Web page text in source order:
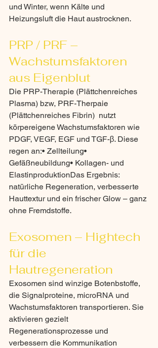
und Winter, wenn Kälte und
Heizungsluft die Haut austrocknen.
PRP / PRF –
Wachstumsfaktoren
aus Eigenblut
Die PRP-Therapie (Plättchenreiches
Plasma) bzw, PRF-Therpaie
(Plättchenreiches Fibrin)  nutzt
körpereigene Wachstumsfaktoren wie
PDGF, VEGF, EGF und TGF-β. Diese
regen an:• Zellteilung•
Gefäßneubildung• Kollagen- und
ElastinproduktionDas Ergebnis:
natürliche Regeneration, verbesserte
Hauttextur und ein frischer Glow – ganz
ohne Fremdstoffe.
Exosomen – Hightech
für die
Hautregeneration
Exosomen sind winzige Botenbstoffe,
die Signalproteine, microRNA und
Wachstumsfaktoren transportieren. Sie
aktivieren gezielt
Regenerationsprozesse und
verbessern die Kommunikation